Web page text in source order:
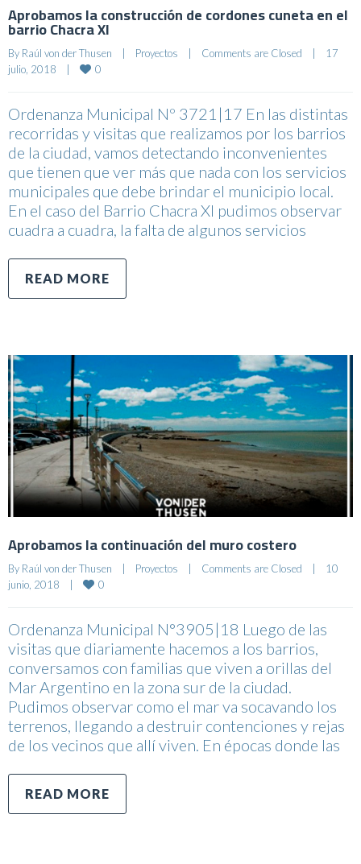
Aprobamos la construcción de cordones cuneta en el
barrio Chacra XI
By Raúl von der Thusen | Proyectos | Comments are Closed |
17
julio, 2018
| 0
Ordenanza Municipal Nº 3721|17 En las distintas
recorridas y visitas que realizamos por los barrios
de la ciudad, vamos detectando inconvenientes
que tienen que ver más que nada con los servicios
municipales que debe brindar el municipio local.
En el caso del Barrio Chacra XI pudimos observar
cuadra a cuadra, la falta de algunos servicios
READ MORE
Aprobamos la continuación del muro costero
By Raúl von der Thusen Proyectos Comments are Closed
10
junio, 2018
0
Ordenanza Municipal N°3905|18 Luego de las
visitas que diariamente hacemos a los barrios,
conversamos con familias que viven a orillas del
Mar Argentino en la zona sur de la ciudad.
Pudimos observar como el mar va socavando los
terrenos, llegando a destruir contenciones y rejas
de los vecinos que allí viven. En épocas donde las
READ MORE